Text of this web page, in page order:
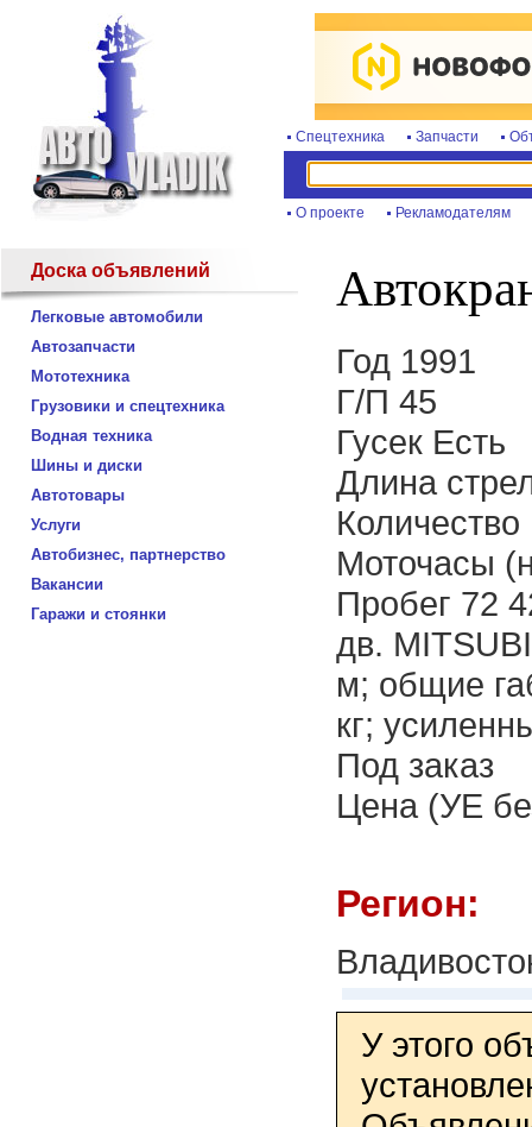
Спецтехника Запчасти
О проекте Рекламодателям
Доска объявлений
Легковые автомобили
Автозапчасти
Мототехника
Грузовики и спецтехника
Водная техника
Шины и диски
Автотовары
Услуги
Автобизнес, партнерство
Вакансии
Гаражи и стоянки
Год 1991
Г/П 45
Гусек Есть
Длина
Моточасы
Пробег 72
дв.
м; общие
кг;
Под заказ
Цена (УЕ
Регион:
У этого